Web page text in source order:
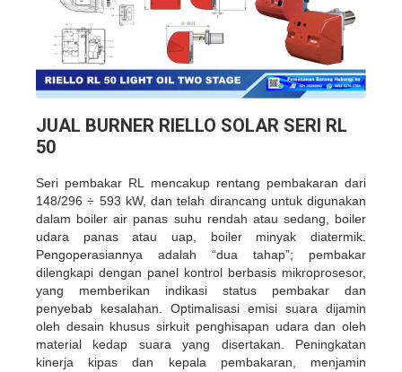
JUAL BURNER RIELLO SOLAR SERI RL
50
Seri pembakar RL mencakup rentang pembakaran dari
148/296 ÷ 593 kW, dan telah dirancang untuk digunakan
dalam boiler air panas suhu rendah atau sedang, boiler
udara panas atau uap, boiler minyak diatermik.
Pengoperasiannya adalah “dua tahap”; pembakar
dilengkapi dengan panel kontrol berbasis mikroprosesor,
yang memberikan indikasi status pembakar dan
penyebab kesalahan. Optimalisasi emisi suara dijamin
oleh desain khusus sirkuit penghisapan udara dan oleh
material kedap suara yang disertakan. Peningkatan
kinerja kipas dan kepala pembakaran, menjamin